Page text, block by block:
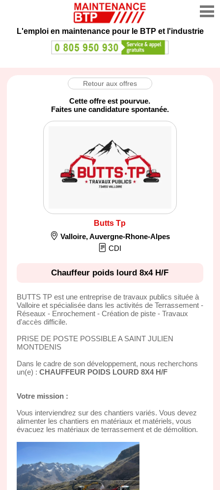
L'emploi en maintenance pour le BTP et l'industrie
Retour aux offres
Cette offre est pourvue.
Faites une candidature spontanée.
Butts Tp
Valloire,Auvergne-Rhone-Alpes
CDI
Chauffeur poids lourd 8x4 H/F
BUTTS TP est une entreprise de travaux publics située à
Valloire et spécialisée dans les activités de Terrassement -
Réseaux - Enrochement - Création de piste - Travaux
d'accès difficile.
PRISE DE POSTE POSSIBLE A SAINT JULIEN
MONTDENIS
Dans le cadre de son développement, nous recherchons
un(e) : CHAUFFEUR POIDS LOURD 8X4 H/F
Votre mission :
Vous interviendrez sur des chantiers variés. Vous devez
alimenter les chantiers en matériaux et matériels, vous
évacuez les matériaux de terrassement et de démolition.